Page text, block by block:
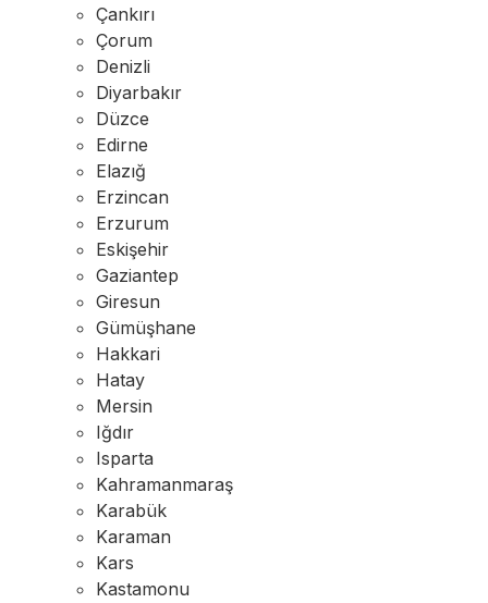
Çankırı
Çorum
Denizli
Diyarbakır
Düzce
Edirne
Elazığ
Erzincan
Erzurum
Eskişehir
Gaziantep
Giresun
Gümüşhane
Hakkari
Hatay
Mersin
Iğdır
Isparta
Kahramanmaraş
Karabük
Karaman
Kars
Kastamonu